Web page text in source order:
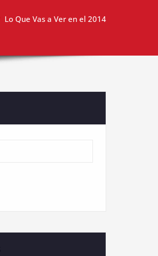
Lo Que Vas a Ver en el 2014